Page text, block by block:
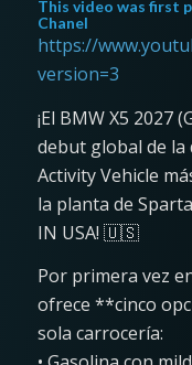
This video was first
Chanel
https://
version=3
¡El BMW X5 2027
debut global de
Activity Vehicle
la planta de
IN USA! 🇺🇸
Por primera vez
ofrece **cinco
sola carrocería: